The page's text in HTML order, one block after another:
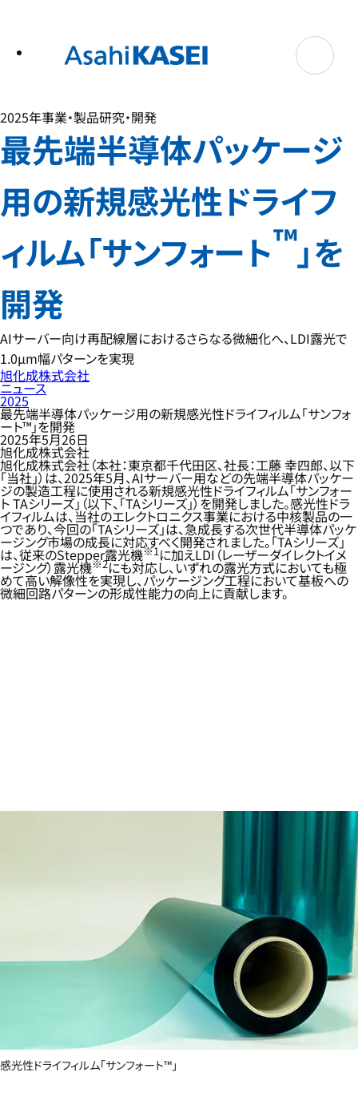
2025年事業・製品研究・開発
最先端半導体パッケージ
用の新規感光性ドライフ
ィルム「サンフォート™」を
開発
AIサーバー向け再配線層におけるさらなる微細化へ、LDI露光で
1.0μm幅パターンを実現
旭化成株式会社
ニュース
2025
最先端半導体パッケージ用の新規感光性ドライフィルム「サンフォ
ート™」を開発
2025年5月26日
旭化成株式会社
旭化成株式会社（本社：東京都千代田区、社長：工藤 幸四郎、以下
「当社」）は、2025年5月、AIサーバー用などの先端半導体パッケー
ジの製造工程に使用される新規感光性ドライフィルム「サンフォー
ト TAシリーズ」（以下、「TAシリーズ」）を開発しました。感光性ドラ
イフィルムは、当社のエレクトロニクス事業における中核製品の一
つであり、今回の「TAシリーズ」は、急成長する次世代半導体パッケ
ージング市場の成長に対応すべく開発されました。「TAシリーズ」
は、従来のStepper露光機※1 に加えLDI（レーザーダイレクトイメ
ージング）露光機※2にも対応し、いずれの露光方式においても極
めて高い解像性を実現し、パッケージング工程において基板への
微細回路パターンの形成性能力の向上に貢献します。
感光性ドライフィルム「サンフォート™」